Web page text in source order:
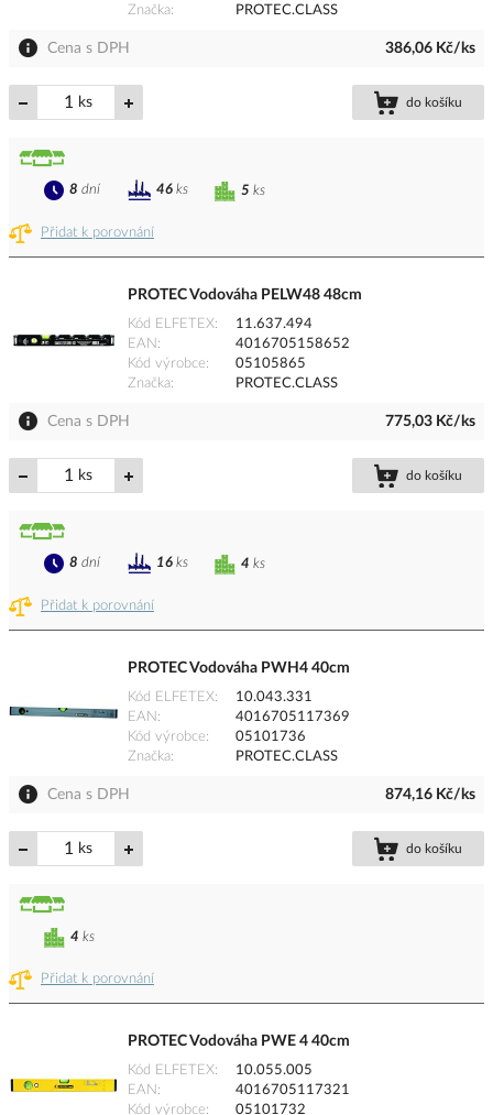
Značka
PROTEC.CLASS
Cena s DPH 386,06 Kč/ks
ks do košíku
Přidat k porovnání
5 ks
8 dní 46 ks
PROTEC Vodováha PELW48 48cm
Kód ELFETEX
11.637.494
EAN
4016705158652
Kód výrobce
05105865
Značka
PROTEC.CLASS
Cena s DPH 775,03 Kč/ks
ks do košíku
Přidat k porovnání
4 ks
8 dní 16 ks
PROTEC Vodováha PWH4 40cm
Kód ELFETEX
10.043.331
EAN
4016705117369
Kód výrobce
05101736
Značka
PROTEC.CLASS
Cena s DPH 874,16 Kč/ks
ks do košíku
Přidat k porovnání
4 ks
PROTEC Vodováha PWE 4 40cm
Kód ELFETEX
10.055.005
EAN
4016705117321
Kód výrobce
05101732